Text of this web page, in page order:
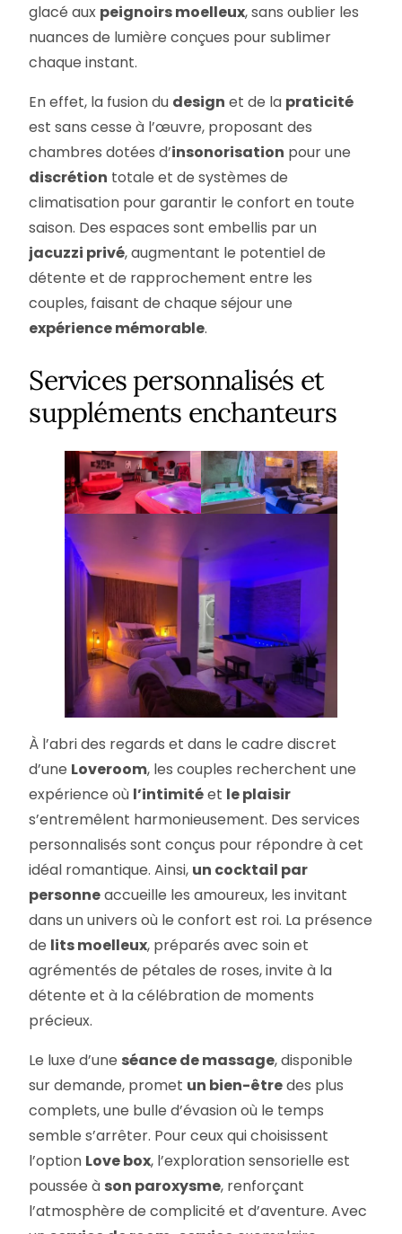
glacé aux peignoirs moelleux, sans oublier les
nuances de lumière conçues pour sublimer
chaque instant.
En effet, la fusion du design et de la praticité
est sans cesse à l’œuvre, proposant des
chambres dotées d’insonorisation pour une
discrétion totale et de systèmes de
climatisation pour garantir le confort en toute
saison. Des espaces sont embellis par un
jacuzzi privé, augmentant le potentiel de
détente et de rapprochement entre les
couples, faisant de chaque séjour une
expérience mémorable.
Services personnalisés et
suppléments enchanteurs
À l’abri des regards et dans le cadre discret
d’une Loveroom, les couples recherchent une
expérience où l’intimitéet le plaisir
s’entremêlent harmonieusement. Des services
personnalisés sont conçus pour répondre à cet
idéal romantique. Ainsi, un cocktail par
personneaccueille les amoureux, les invitant
dans un univers où le confort est roi. La présence
de lits moelleux, préparés avec soin et
agrémentés de pétales de roses, invite à la
détente et à la célébration de moments
précieux.
Le luxe d’une séance de massage, disponible
sur demande, promet un bien-êtredes plus
complets, une bulle d’évasion où le temps
semble s’arrêter. Pour ceux qui choisissent
l’option Love box, l’exploration sensorielle est
poussée à son paroxysme, renforçant
l’atmosphère de complicité et d’aventure. Avec